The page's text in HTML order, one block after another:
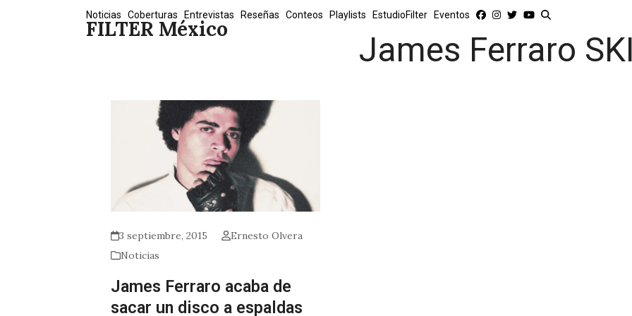
FILTER México
Noticias Coberturas Entrevistas Reseñas Conteos Playlists EstudioFilter Eventos
James Ferraro
3 septiembre, 2015
Ernesto Olvera
Noticias
James Ferraro acaba de
sacar un disco a espaldas